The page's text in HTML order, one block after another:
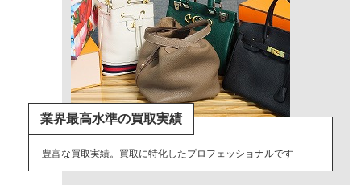
業界最高水準の買取実績
豊富な買取実績。買取に特化したプロフェッショナルです